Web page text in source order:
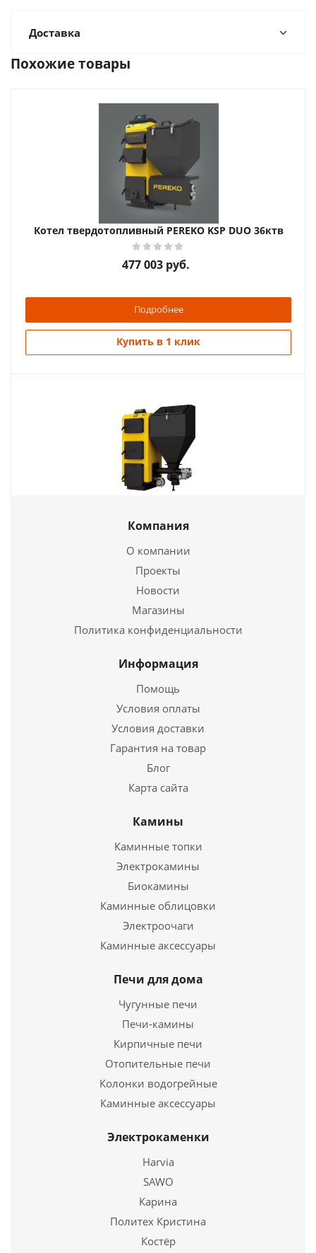
Доставка
Похожие товары
Котел твердотопливный PEREKO KSP DUO 36ктв
477 003 руб.
Подробнее
Купить в 1 клик
70квт
649 050
Подробнее
Купить в 1 клик
Котел твердотопливный PEREKO KSW Master 16квт
159 083руб.
Подробнее
Купить в 1 клик
Котел твердотопливный PEREKO KSW PRIMA 20квт
177 653руб.
Подробнее
Купить в 1 клик
Компания
О компании
Проекты
Новости
Магазины
Политика конфиденциальности
Информация
Помощь
Условия оплаты
Условия доставки
Гарантия на товар
Блог
Карта сайта
Камины
Каминные топки
Электрокамины
Биокамины
Каминные облицовки
Электроочаги
Каминные аксессуары
Печи для дома
Чугунные печи
Печи-камины
Кирпичные печи
Отопительные печи
Колонки водогрейные
Каминные аксессуары
Электрокаменки
Harvia
SAWO
Карина
Политех Кристина
Костёр